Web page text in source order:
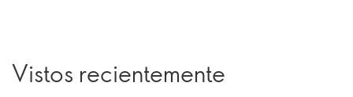
Vistos recientemente